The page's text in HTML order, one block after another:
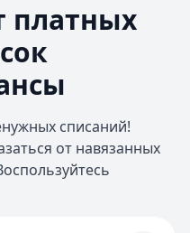
платных
списаний!
от навязанных